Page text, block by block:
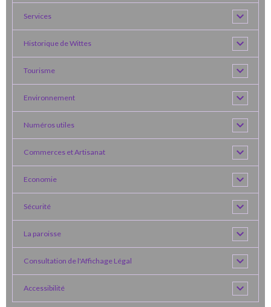
Services
Historique de Wittes
Tourisme
Environnement
Numéros utiles
Commerces et Artisanat
Economie
Sécurité
La paroisse
Consultation de l'Affichage Légal
Accessibilité